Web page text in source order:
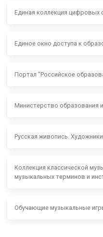
Единая коллекция цифровых
Единое окно доступа к
Портал "Российское
Министерство образования
Русская живопись.
Коллекция классической
музыкальных терминов и
Обучающие музыкальные